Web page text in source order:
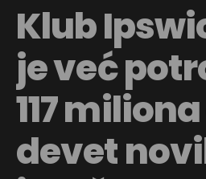
Klub
je već
117
devet